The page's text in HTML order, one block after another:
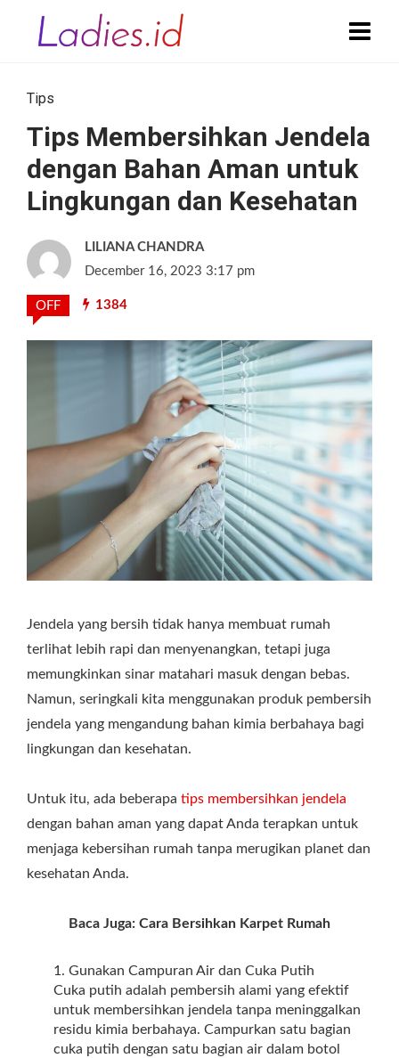
Tips
Tips Membersihkan Jendela
dengan Bahan Aman untuk
Lingkungan dan Kesehatan
LILIANA CHANDRA
December 16, 2023 3:17 pm
OFF 1384
Jendela yang bersih tidak hanya membuat rumah
terlihat lebih rapi dan menyenangkan, tetapi juga
memungkinkan sinar matahari masuk dengan bebas.
Namun, seringkali kita menggunakan produk pembersih
jendela yang mengandung bahan kimia berbahaya bagi
lingkungan dan kesehatan.
Untuk itu, ada beberapa tips membersihkan jendela
dengan bahan aman yang dapat Anda terapkan untuk
menjaga kebersihan rumah tanpa merugikan planet dan
kesehatan Anda.
Baca Juga: Cara Bersihkan Karpet Rumah
Gunakan Campuran Air dan Cuka Putih
Cuka putih adalah pembersih alami yang efektif
untuk membersihkan jendela tanpa meninggalkan
residu kimia berbahaya. Campurkan satu bagian
cuka putih dengan satu bagian air dalam botol